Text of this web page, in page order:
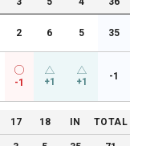
2 6 5 35
-1 +1 +1 -1
17 18 IN TOTAL